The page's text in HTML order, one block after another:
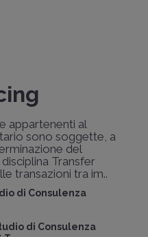
appartenenti al
sono soggette, a
del
Transfer
transazioni tra im..
di Consulenza
di Consulenza